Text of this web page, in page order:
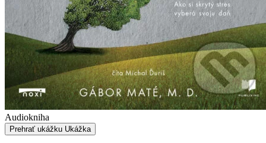
Audiokniha
Prehrať ukážku Ukážka